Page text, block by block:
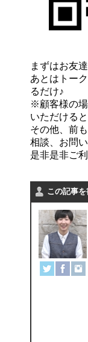
まずはお友
あとはトー
るだけ♪
※顧客様の
いただける
その他、前
相談、お問
是非是非ご
この記事を